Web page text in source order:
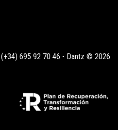
(+34) 695 92 70 46 - Dantz © 2026